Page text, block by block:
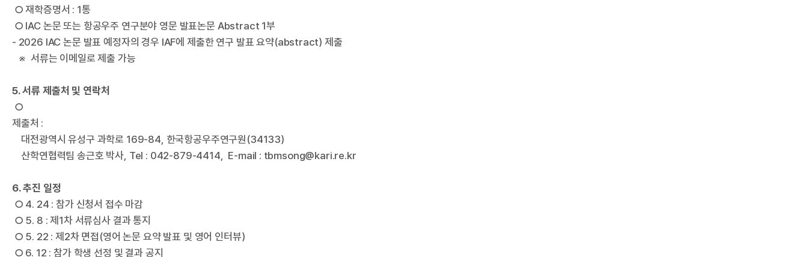
국
○ 재학증명서 : 1통
○ IAC 논문 또는 항공우주 연구분야 영문 발표논문 Abstract 1부
- 2026 IAC 논문 발표 예정자의 경우 IAF에 제출한 연구 발표 요약(abstract) 제출
※ 서류는 이메일로 제출 가능
5. 서류 제출처 및 연락처
○
제출처 :
대전광역시 유성구 과학로 169-84, 한국항공우주연구원(34133)
산학연협력팀 송근호 박사, Tel : 042-879-4414, E-mail : tbmsong@kari.re.kr
6. 추진 일정
○ 4. 24 : 참가 신청서 접수 마감
○ 5. 8 : 제1차 서류심사 결과 통지
○ 5. 22 : 제2차 면접(영어 논문 요약 발표 및 영어 인터뷰)
○ 6. 12 : 참가 학생 선정 및 결과 공지